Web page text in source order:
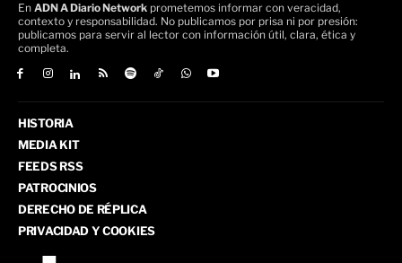
En ADN A Diario Network prometemos informar con veracidad,
contexto y responsabilidad. No publicamos por prisa ni por presión:
publicamos para servir al lector con información útil, clara, ética y
completa.
HISTORIA
MEDIA KIT
FEEDS RSS
PATROCINIOS
DERECHO DE RÉPLICA
PRIVACIDAD Y COOKIES